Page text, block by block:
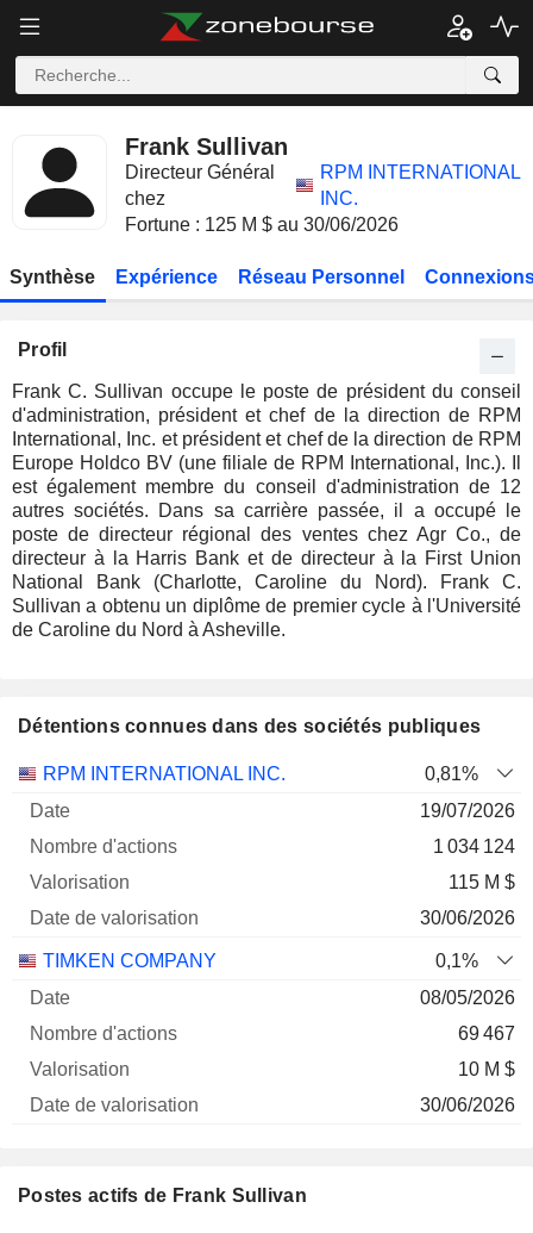
Frank Sullivan
Directeur Général
chez
RPM INTERNATIONAL
INC.
Fortune : 125 M $ au 30/06/2026
Synthèse Expérience Réseau Personnel
Profil
Frank C. Sullivan occupe le poste de président du conseil
d'administration, président et chef de la direction de RPM
International, Inc. et président et chef de la direction de RPM
Europe Holdco BV (une filiale de RPM International, Inc.). Il
est également membre du conseil d'administration de 12
autres sociétés. Dans sa carrière passée, il a occupé le
poste de directeur régional des ventes chez Agr Co., de
directeur à la Harris Bank et de directeur à la First Union
National Bank (Charlotte, Caroline du Nord). Frank C.
Sullivan a obtenu un diplôme de premier cycle à l'Université
de Caroline du Nord à Asheville.
Détentions connues dans des sociétés publiques
Nombre
Date de
RPM INTERNATIONAL INC.
0,81%
19/07/2026
1 034 124
115 M $
30/06/2026
TIMKEN COMPANY
0,1%
08/05/2026
69 467
10 M $
30/06/2026
Postes actifs de Frank Sullivan